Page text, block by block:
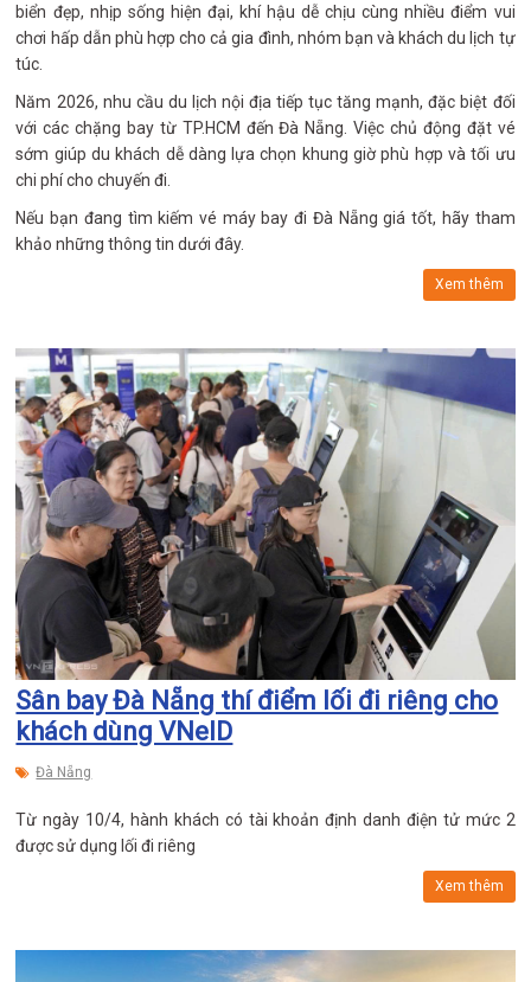
biển đẹp, nhịp sống hiện đại, khí hậu dễ chịu cùng nhiều điểm vui
chơi hấp dẫn phù hợp cho cả gia đình, nhóm bạn và khách du lịch tự
túc.
Năm 2026, nhu cầu du lịch nội địa tiếp tục tăng mạnh, đặc biệt đối
với các chặng bay từ TP.HCM đến Đà Nẵng. Việc chủ động đặt vé
sớm giúp du khách dễ dàng lựa chọn khung giờ phù hợp và tối ưu
chi phí cho chuyến đi.
Nếu bạn đang tìm kiếm vé máy bay đi Đà Nẵng giá tốt, hãy tham
khảo những thông tin dưới đây.
Xem thêm
Sân bay Đà Nẵng thí điểm lối đi riêng cho
khách dùng VNeID
Đà Nẵng
Từ ngày 10/4, hành khách có tài khoản định danh điện tử mức 2
được sử dụng lối đi riêng
Xem thêm